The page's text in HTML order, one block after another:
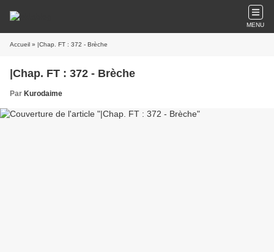
MENU
Accueil » |Chap. FT : 372 - Brèche
|Chap. FT : 372 - Brèche
Par Kurodaime